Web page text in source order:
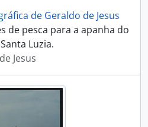
de Geraldo de Jesus
de pesca para a apanha do
Luzia.
Jesus